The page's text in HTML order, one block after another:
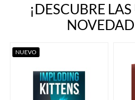
¡DESCUBRE
NUEVO